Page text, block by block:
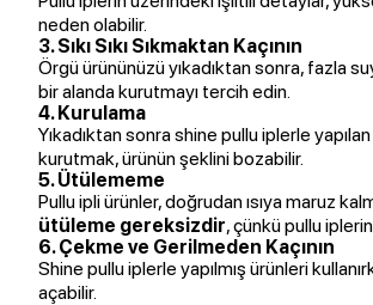
neden olabilir.
3.Sıkı Sıkı Sıkmaktan Kaçının
Örgü ürününüzü yıkadıktan sonra, fazla
bir alanda kurutmayı tercih edin.
4.Kurulama
Yıkadıktan sonra shine pullu iplerle
kurutmak, ürünün şeklini bozabilir.
5.Ütülememe
Pullu ipli ürünler, doğrudan ısıya maruz
ütüleme gereksizdir, çünkü pullu
6.Çekme ve Gerilmeden Kaçının
Shine pullu iplerle yapılmış ürünleri
açabilir.